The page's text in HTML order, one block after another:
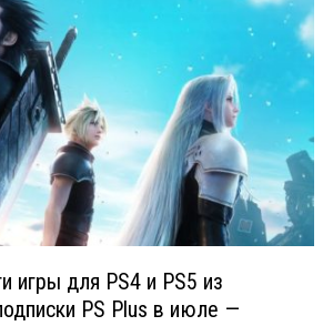
игры для PS4 и PS5 из
PS Plus в июле —